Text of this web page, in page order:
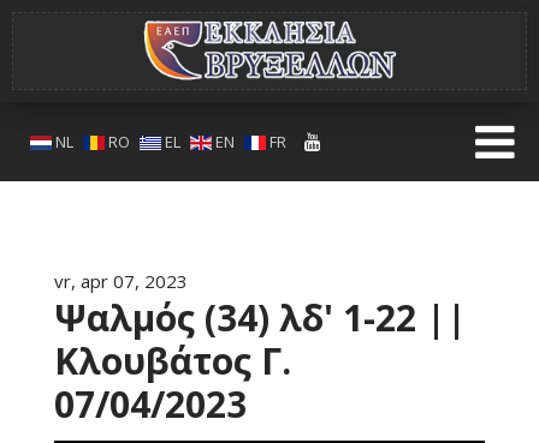
NL RO EL EN FR
vr, apr 07, 2023
Ψαλμός (34) λδ' 1-22 ||
Κλουβάτος Γ.
07/04/2023